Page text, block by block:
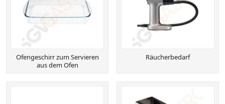
Ofengeschirr zum Servieren
aus dem Ofen
Räucherbedarf